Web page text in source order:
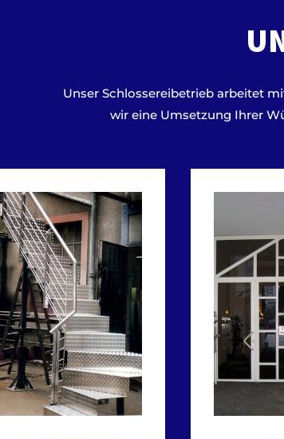
Unser Schlossereibetrieb arbeitet
wir eine Umsetzung Ihrer